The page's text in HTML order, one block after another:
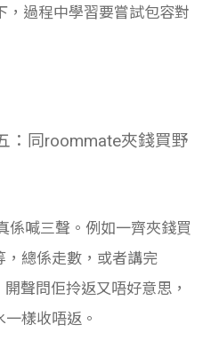
過程中學習要嘗試包容對
：同roommate夾錢買野
係喊三聲。例如一齊夾錢買
，總係走數，或者講完
聲問佢拎返又唔好意思，
樣收唔返。